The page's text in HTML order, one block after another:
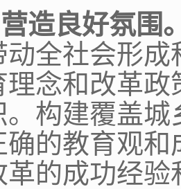
营造良好氛围
动全社会形
理念和改革
。构建覆盖
确的教育观
革的成功经